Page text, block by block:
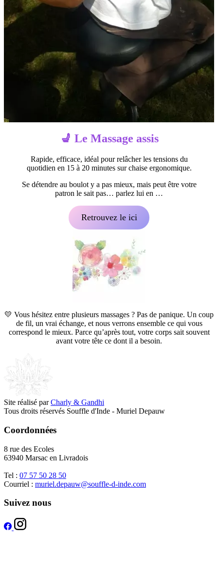
💺 Le Massage assis
Rapide, efficace, idéal pour relâcher les tensions du
quotidien en 15 à 20 minutes sur chaise ergonomique.
Se détendre au boulot y a pas mieux, mais peut être votre
patron le sait pas… parlez lui en …
Retrouvez le ici
💛 Vous hésitez entre plusieurs massages ? Pas de panique. Un coup
de fil, un vrai échange, et nous verrons ensemble ce qui vous
correspond le mieux. Parce qu’après tout, votre corps sait souvent
avant votre tête ce dont il a besoin.
Site réalisé parCharly & Gandhi
Tous droits réservés Souffle d'Inde - Muriel Depauw
Coordonnées
8 rue des Ecoles
63940 Marsac en Livradois
Tel : 07 57 50 28 50
Courriel : muriel.depauw@souffle-d-inde.com
Suivez nous